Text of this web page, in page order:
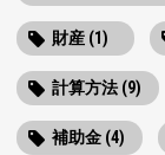
財産 (1)
計算方法 (9)
補助金 (4)